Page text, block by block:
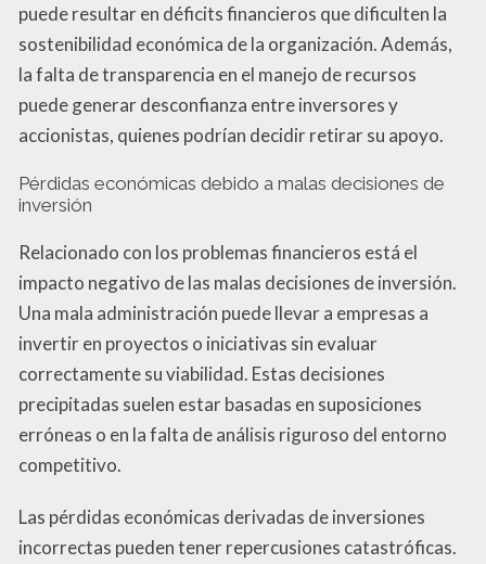
puede resultar en déficits financieros que dificulten la
sostenibilidad económica de la organización. Además,
la falta de transparencia en el manejo de recursos
puede generar desconfianza entre inversores y
accionistas, quienes podrían decidir retirar su apoyo.
Pérdidas económicas debido a malas decisiones de
inversión
Relacionado con los problemas financieros está el
impacto negativo de las malas decisiones de inversión.
Una mala administración puede llevar a empresas a
invertir en proyectos o iniciativas sin evaluar
correctamente su viabilidad. Estas decisiones
precipitadas suelen estar basadas en suposiciones
erróneas o en la falta de análisis riguroso del entorno
competitivo.
Las pérdidas económicas derivadas de inversiones
incorrectas pueden tener repercusiones catastróficas.